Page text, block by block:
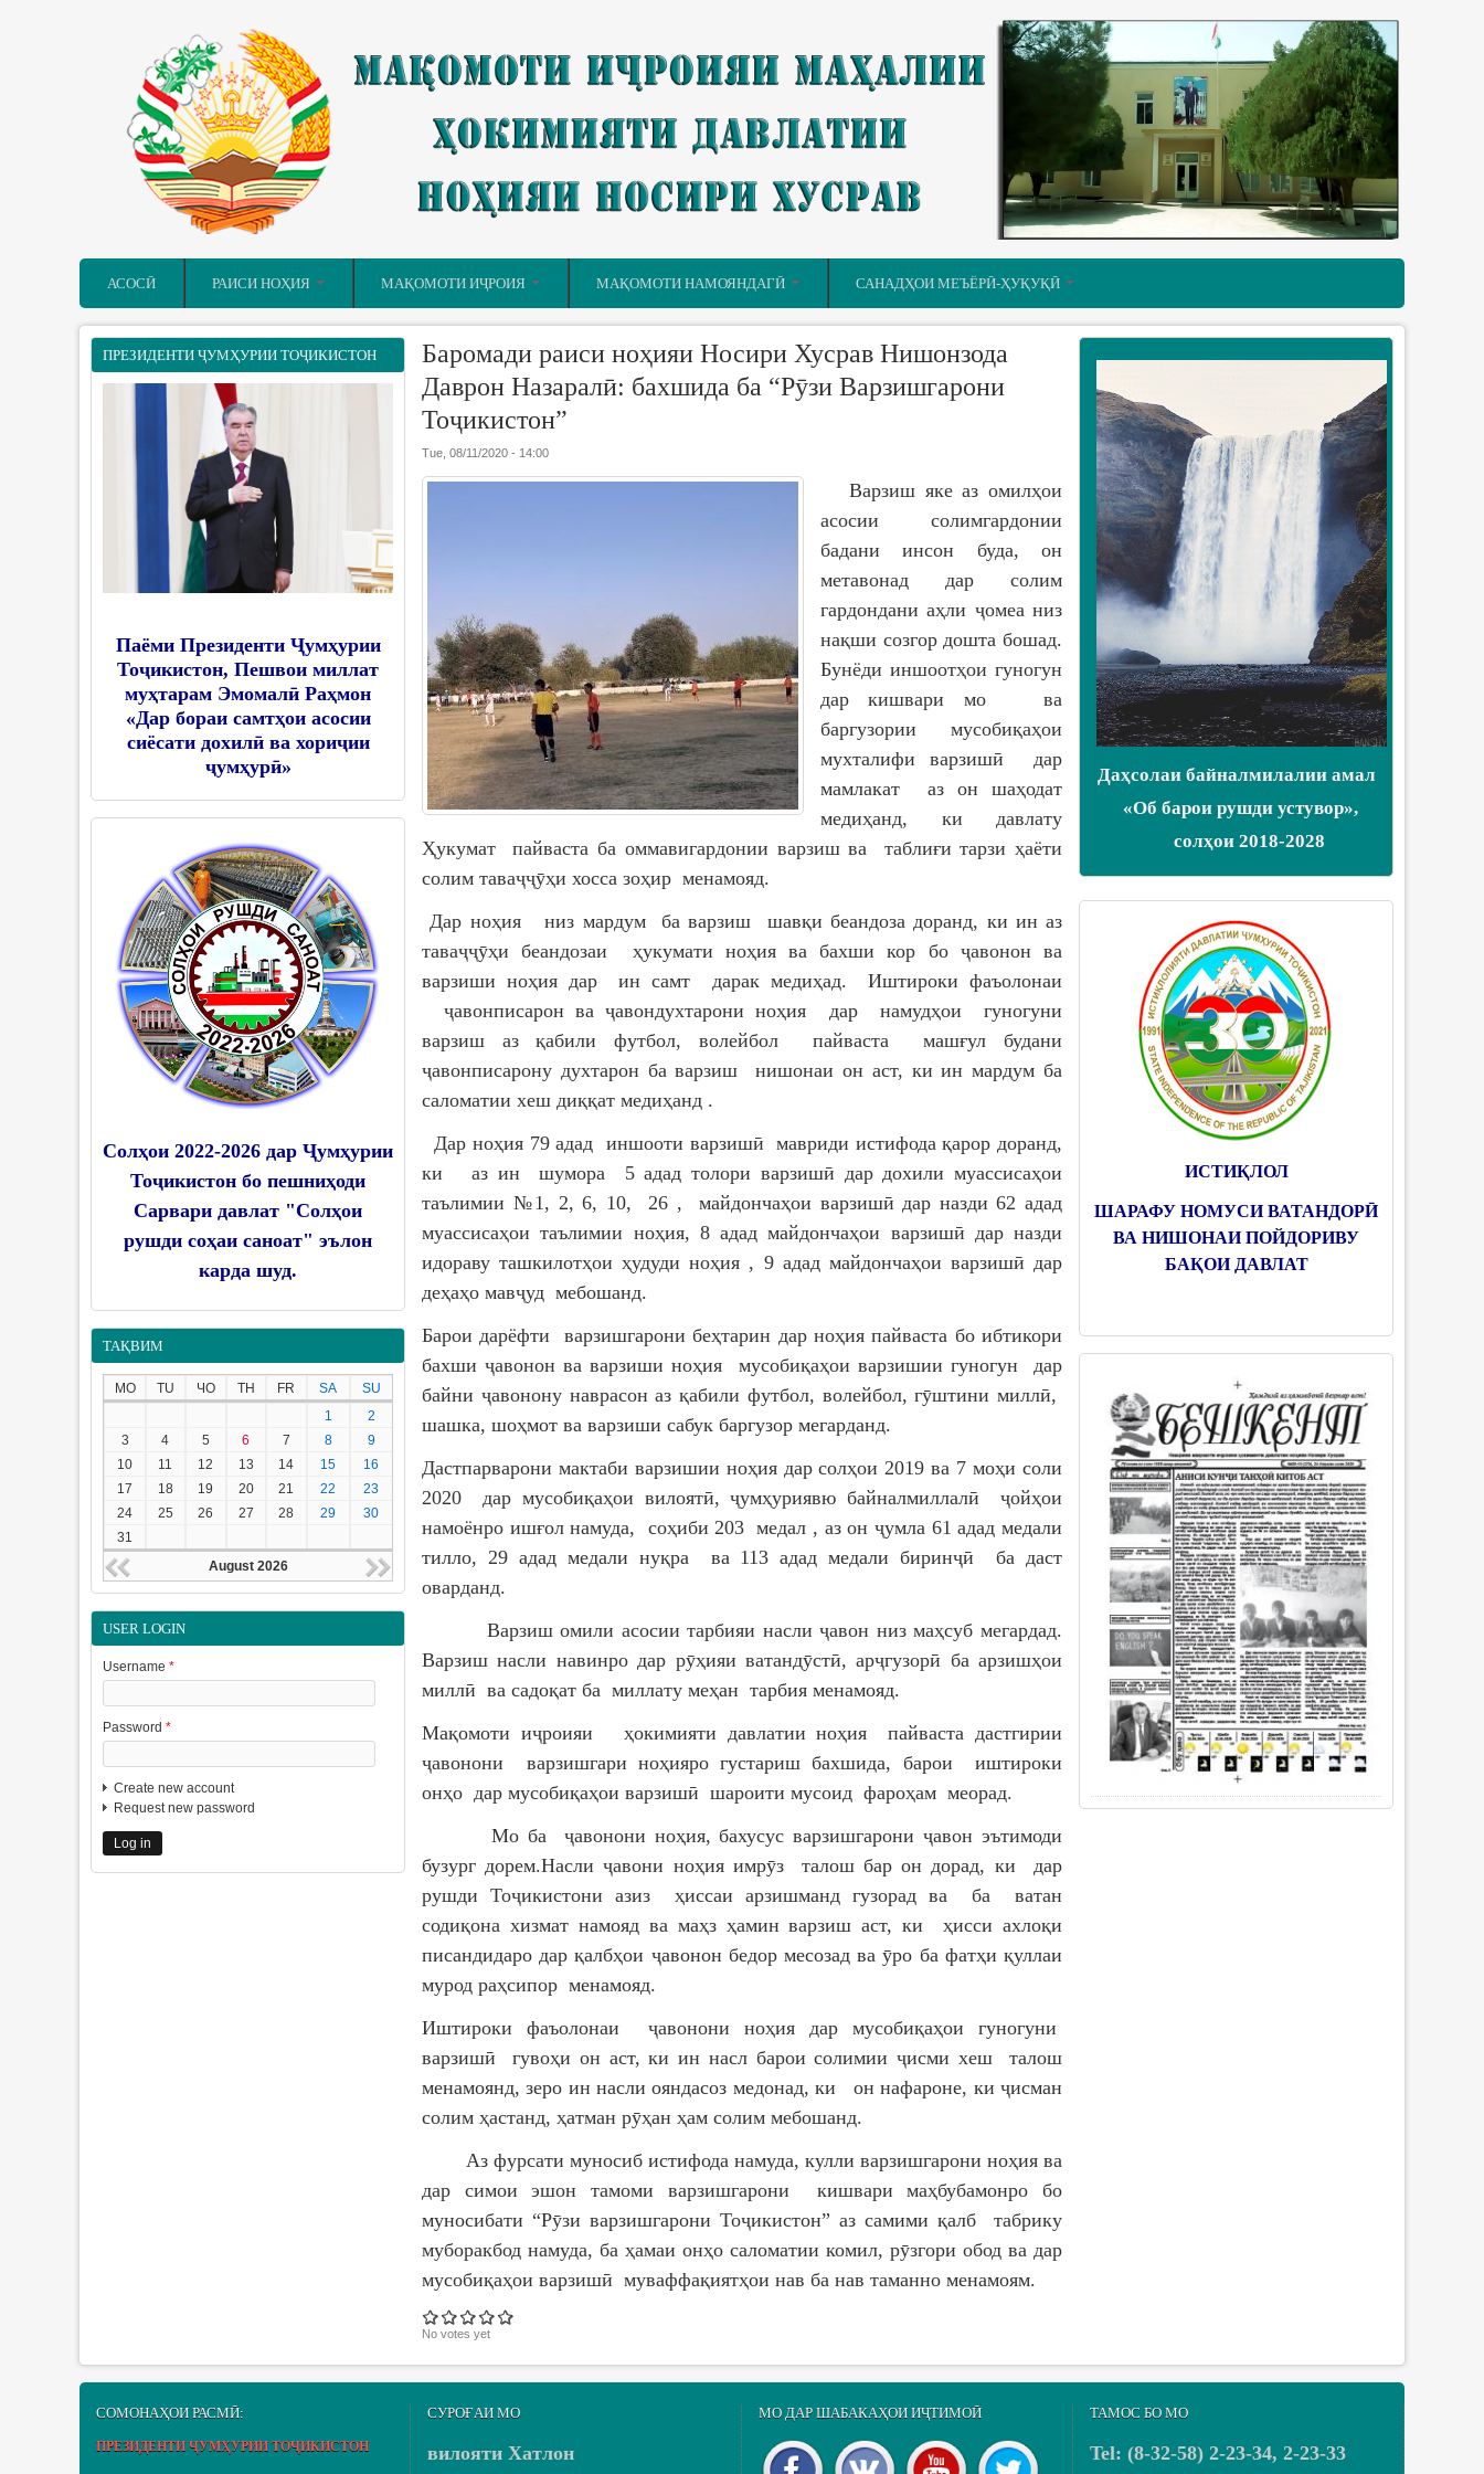
АСОСӢ РАИСИ НОҲИЯ МАҚОМОТИ ИҶРОИЯ МАҚОМОТИ НАМОЯНДАГӢ САНАДҲОИ МЕЪЁРӢ-ҲУҚУҚӢ
Баромади раиси ноҳияи Носири Хусрав Нишонзода
Даврон Назаралӣ: бахшида ба “Рӯзи Варзишгарони
Тоҷикистон”
Tue, 08/11/2020 - 14:00
Варзиш яке аз омилҳои
асосии солимгардонии
бадани инсон буда, он
метавонад дар солим
гардондани аҳли ҷомеа низ
нақши созгор дошта бошад.
Бунёди иншоотҳои гуногун
дар кишвари мо ва
баргузории мусобиқаҳои
мухталифи варзишӣ дар
мамлакат аз он шаҳодат
медиҳанд, ки давлату
Ҳукумат пайваста ба оммавигардонии варзиш ва таблиғи тарзи ҳаёти
солим таваҷҷӯҳи хосса зоҳир менамояд.
Дар ноҳия низ мардум ба варзиш шавқи беандоза доранд, ки ин аз
таваҷҷӯҳи беандозаи ҳукумати ноҳия ва бахши кор бо ҷавонон ва
варзиши ноҳия дар ин самт дарак медиҳад. Иштироки фаъолонаи
ҷавонписарон ва ҷавондухтарони ноҳия дар намудҳои гуногуни
варзиш аз қабили футбол, волейбол пайваста машғул будани
ҷавонписарону духтарон ба варзиш нишонаи он аст, ки ин мардум ба
саломатии хеш диққат медиҳанд .
Дар ноҳия 79 адад иншооти варзишӣ мавриди истифода қарор доранд,
ки аз ин шумора 5 адад толори варзишӣ дар дохили муассисаҳои
таълимии №1, 2, 6, 10, 26 , майдончаҳои варзишӣ дар назди 62 адад
муассисаҳои таълимии ноҳия, 8 адад майдончаҳои варзишӣ дар назди
идораву ташкилотҳои ҳудуди ноҳия , 9 адад майдончаҳои варзишӣ дар
деҳаҳо мавҷуд мебошанд.
Барои дарёфти варзишгарони беҳтарин дар ноҳия пайваста бо ибтикори
бахши ҷавонон ва варзиши ноҳия мусобиқаҳои варзишии гуногун дар
байни ҷавонону наврасон аз қабили футбол, волейбол, гӯштини миллӣ,
шашка, шоҳмот ва варзиши сабук баргузор мегарданд.
Дастпарварони мактаби варзишии ноҳия дар солҳои 2019 ва 7 моҳи соли
2020 дар мусобиқаҳои вилоятӣ, ҷумҳуриявю байналмиллалӣ ҷойҳои
намоёнро ишғол намуда, соҳиби 203 медал , аз он ҷумла 61 адад медали
тилло, 29 адад медали нуқра ва 113 адад медали биринҷӣ ба даст
оварданд.
Варзиш омили асосии тарбияи насли ҷавон низ маҳсуб мегардад.
Варзиш насли навинро дар рӯҳияи ватандӯстӣ, арҷгузорӣ ба арзишҳои
миллӣ ва садоқат ба миллату меҳан тарбия менамояд.
Мақомоти иҷроияи ҳокимияти давлатии ноҳия пайваста дастгирии
ҷавонони варзишгари ноҳияро густариш бахшида, барои иштироки
онҳо дар мусобиқаҳои варзишӣ шароити мусоид фароҳам меорад.
Мо ба ҷавонони ноҳия, бахусус варзишгарони ҷавон эътимоди
бузург дорем.Насли ҷавони ноҳия имрӯз талош бар он дорад, ки дар
рушди Тоҷикистони азиз ҳиссаи арзишманд гузорад ва ба ватан
содиқона хизмат намояд ва маҳз ҳамин варзиш аст, ки ҳисси ахлоқи
писандидаро дар қалбҳои ҷавонон бедор месозад ва ӯро ба фатҳи қуллаи
мурод раҳсипор менамояд.
Иштироки фаъолонаи ҷавонони ноҳия дар мусобиқаҳои гуногуни
варзишӣ гувоҳи он аст, ки ин насл барои солимии ҷисми хеш талош
менамоянд, зеро ин насли ояндасоз медонад, ки он нафароне, ки ҷисман
солим ҳастанд, ҳатман рӯҳан ҳам солим мебошанд.
Аз фурсати муносиб истифода намуда, кулли варзишгарони ноҳия ва
дар симои эшон тамоми варзишгарони кишвари маҳбубамонро бо
муносибати “Рӯзи варзишгарони Тоҷикистон” аз самими қалб табрику
муборакбод намуда, ба ҳамаи онҳо саломатии комил, рӯзгори обод ва дар
мусобиқаҳои варзишӣ муваффақиятҳои нав ба нав таманно менамоям.
No votes yet
ПРЕЗИДЕНТИ ҶУМҲУРИИ ТОҶИКИСТОН
Паёми Президенти Ҷумҳурии
Тоҷикистон, Пешвои миллат
муҳтарам Эмомалӣ Раҳмон
«Дар бораи самтҳои асосии
сиёсати дохилӣ ва хориҷии
ҷумҳурӣ»
Солҳои 2022-2026 дар Ҷумҳурии
Тоҷикистон бо пешниҳоди
Сарвари давлат "Солҳои
рушди соҳаи саноат" эълон
карда шуд.
ТАҚВИМ
MO TU ЧО TH FR SA
SU
1
2
3
4 5 6 7 8
9
10
11 12 13 14 15
16
17
18 19 20 21 22
23
24
25 26 27 28 29
30
31
August 2026
USER LOGIN
Username *
Password *
Create new account
Request new password
Даҳсолаи байналмилалии амал
«Об барои рушди устувор»,
солҳои 2018-2028
ИСТИҚЛОЛ
ШАРАФУ НОМУСИ ВАТАНДОРӢ
ВА НИШОНАИ ПОЙДОРИВУ
БАҚОИ ДАВЛАТ
СОМОНАҲОИ РАСМӢ:
ПРЕЗИДЕНТИ ҶУМҲУРИИ ТОҶИКИСТОН
СУРОҒАИ МО
вилояти Хатлон
МО ДАР ШАБАКАҲОИ ИҶТИМОӢ ТАМОС БО МО
Tel: (8-32-58) 2-23-34, 2-23-33